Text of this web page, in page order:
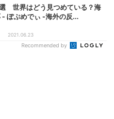
世界はどう見つめている？海
- ぽぷめでぃ -海外の反...
2021.06.23
Recommended by